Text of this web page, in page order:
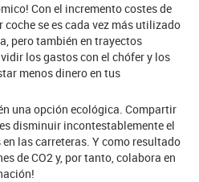
Con el incremento costes de
se es cada vez más utilizado
pero también en trayectos
los gastos con el chófer y los
menos dinero en tus
una opción ecológica. Compartir
disminuir incontestablemente el
las carreteras. Y como resultado
de CO2 y, por tanto, colabora en